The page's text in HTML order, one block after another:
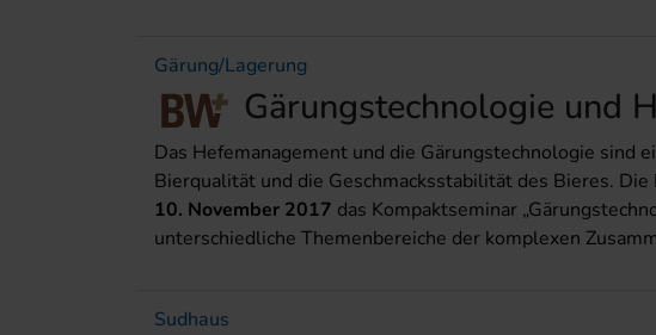
Gärung/Lagerung
Gärungstechnologie und
Das Hefemanagement und die Gärungstechnologie sind
Bierqualität und die Geschmacksstabilität des Bieres.
10. November 2017 das Kompaktseminar
unterschiedliche Themenbereiche der komplexen
Sudhaus